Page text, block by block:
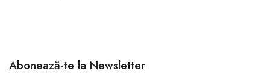
Abonează-te la Newsletter